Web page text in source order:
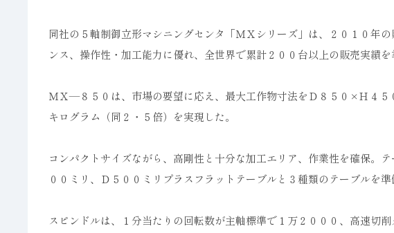
同社の５軸制御立形マシニングセンタ「ＭＸシリーズ」は、２０１０年
ンス、操作性・加工能力に優れ、全世界で累計２００台以上の販売実績を
ＭＸ―８５０は、市場の要望に応え、最大工作物寸法をＤ８５０×Ｈ４
キログラム（同２・５倍）を実現した。
コンパクトサイズながら、高剛性と十分な加工エリア、作業性を確保。
００ミリ、Ｄ５００ミリプラスフラットテーブルと３種類のテーブルを準
スピンドルは、１分当たりの回転数が主軸標準で１万２０００、高速切